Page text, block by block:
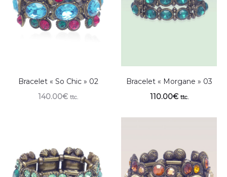
Bracelet « So Chic » 02
140.00€ ttc.
Bracelet « Morgane » 03
110.00€ ttc.